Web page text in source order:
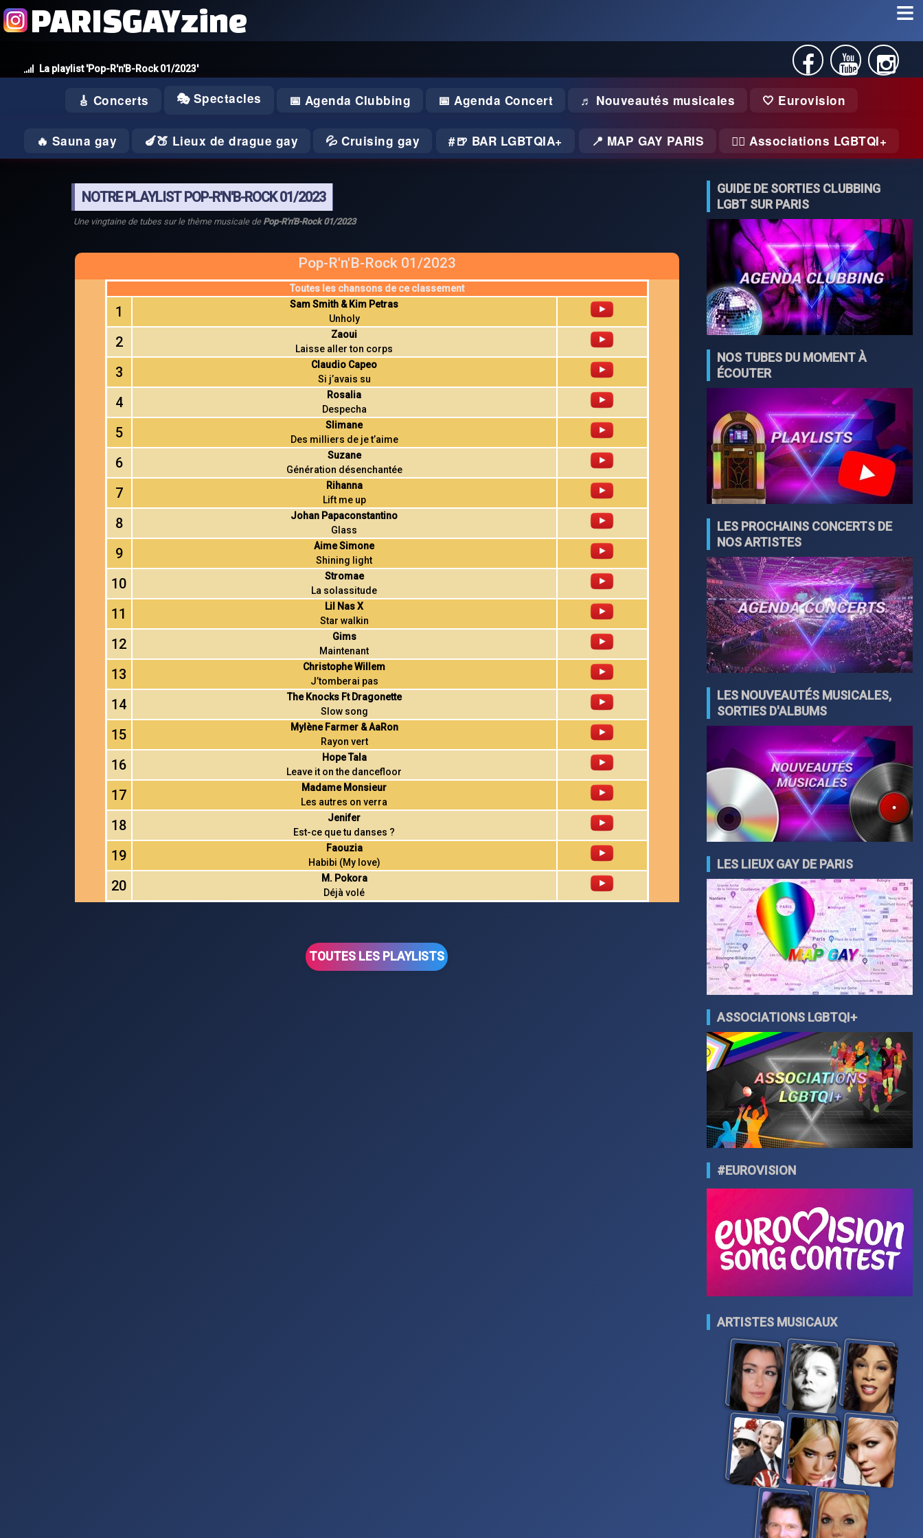
La playlist 'Pop-R'n'B-Rock 01/2023'
PARISGAYzine
🎸 Concerts 🎭 Spectacles 📅 Agenda Clubbing 📅 Agenda Concert ♬ Nouveautés musicales 🤍 Eurovision
🔥 Sauna gay 🍆🍑 Lieux de drague gay 💦 Cruising gay 🍺 BAR LGBTQIA+ 📍 MAP GAY PARIS 🏃‍♂️ Associations LGBTQI+
NOTRE PLAYLIST POP-R'N'B-ROCK 01/2023
Une vingtaine de tubes sur le thème musicale de Pop-R'n'B-Rock 01/2023
Pop-R'n'B-Rock 01/2023
Toutes les chansons de ce classement
1
Sam Smith & Kim Petras
Unholy
2
Zaoui
Laisse aller ton corps
3
Claudio Capeo
Si j’avais su
4
Rosalia
Despecha
5
Slimane
Des milliers de je t’aime
6
Suzane
Génération désenchantée
7
Rihanna
Lift me up
8
Johan Papaconstantino
Glass
9
Aime Simone
Shining light
10
Stromae
La solassitude
11
Lil Nas X
Star walkin
12
Gims
Maintenant
13
Christophe Willem
J’tomberai pas
14
The Knocks Ft Dragonette
Slow song
15
Mylène Farmer & AaRon
Rayon vert
16
Hope Tala
Leave it on the dancefloor
17
Madame Monsieur
Les autres on verra
18
Jenifer
Est-ce que tu danses ?
19
Faouzia
Habibi (My love)
20
M. Pokora
Déjà volé
TOUTES LES PLAYLISTS
GUIDE DE SORTIES CLUBBING
LGBT SUR PARIS
NOS TUBES DU MOMENT À
ÉCOUTER
LES PROCHAINS CONCERTS DE
NOS ARTISTES
LES NOUVEAUTÉS MUSICALES,
SORTIES D'ALBUMS
LES LIEUX GAY DE PARIS
ASSOCIATIONS LGBTQI+
#EUROVISION
ARTISTES MUSICAUX